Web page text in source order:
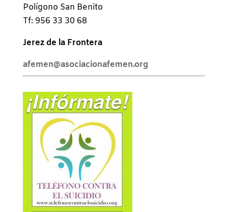
Polígono San Benito
Tf: 956 33 30 68
Jerez de la Frontera
afemen@asociacionafemen.org